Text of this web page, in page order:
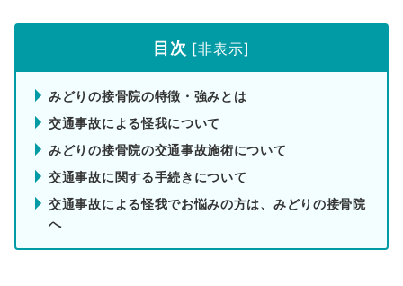
目次 [非表示]
みどりの接骨院の特徴・強みとは
交通事故による怪我について
みどりの接骨院の交通事故施術について
交通事故に関する手続きについて
交通事故による怪我でお悩みの方は、みどりの接骨院
へ